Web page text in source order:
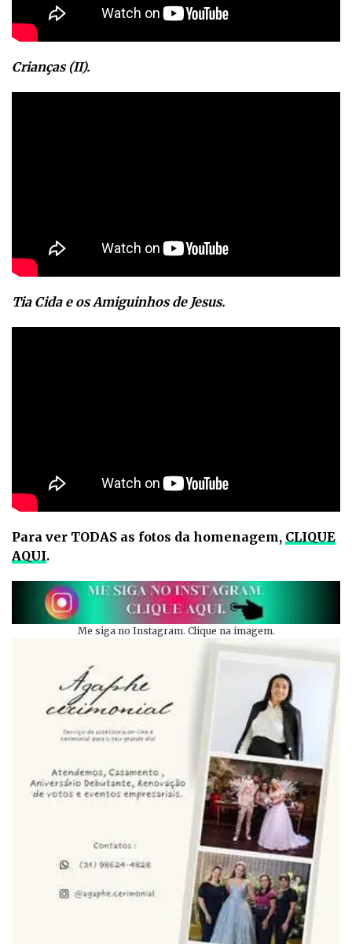
Crianças (II).
Tia Cida e os Amiguinhos de Jesus.
Para ver TODAS as fotos da homenagem, CLIQUE
AQUI.
Me siga no Instagram. Clique na imagem.